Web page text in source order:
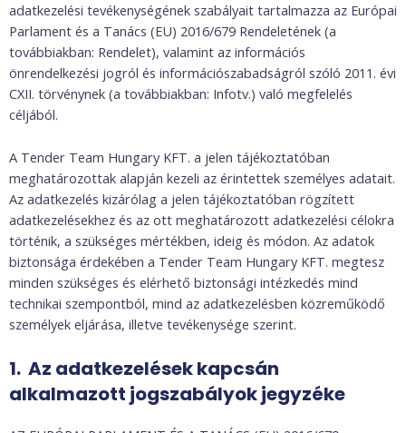
adatkezelési tevékenységének szabályait tartalmazza az Európai
Parlament és a Tanács (EU) 2016/679 Rendeletének (a
továbbiakban: Rendelet), valamint az információs
önrendelkezési jogról és információszabadságról szóló 2011. évi
CXII. törvénynek (a továbbiakban: Infotv.) való megfelelés
céljából.
A Tender Team Hungary KFT. a jelen tájékoztatóban
meghatározottak alapján kezeli az érintettek személyes adatait.
Az adatkezelés kizárólag a jelen tájékoztatóban rögzített
adatkezelésekhez és az ott meghatározott adatkezelési célokra
történik, a szükséges mértékben, ideig és módon. Az adatok
biztonsága érdekében a Tender Team Hungary KFT. megtesz
minden szükséges és elérhető biztonsági intézkedés mind
technikai szempontból, mind az adatkezelésben közreműködő
személyek eljárása, illetve tevékenysége szerint.
1. Az adatkezelések kapcsán
alkalmazott jogszabályok jegyzéke